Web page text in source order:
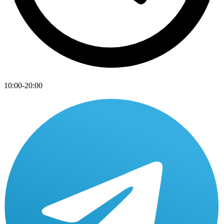
10:00-20:00